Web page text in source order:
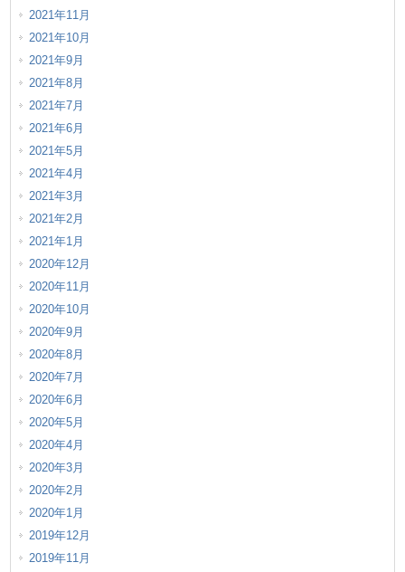
2021年11月
2021年10月
2021年9月
2021年8月
2021年7月
2021年6月
2021年5月
2021年4月
2021年3月
2021年2月
2021年1月
2020年12月
2020年11月
2020年10月
2020年9月
2020年8月
2020年7月
2020年6月
2020年5月
2020年4月
2020年3月
2020年2月
2020年1月
2019年12月
2019年11月